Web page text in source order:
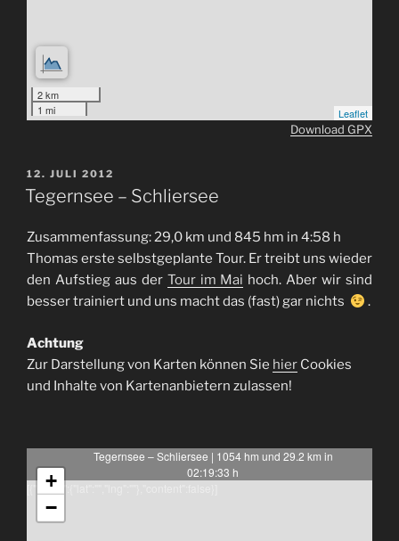
2 km
1 mi
Leaflet
Download GPX
VERÖFFENTLICHT
AM
12. JULI 2012
Tegernsee – Schliersee
Zusammenfassung: 29,0 km und 845 hm in 4:58 h
Thomas erste selbstgeplante Tour. Er treibt uns wieder
den Aufstieg aus der Tour im Mai hoch. Aber wir sind
besser trainiert und uns macht das (fast) gar nichts
.
Achtung
Zur Darstellung von Karten können Sie hier Cookies
und Inhalte von Kartenanbietern zulassen!
Tegernsee – Schliersee | 1054 hm und 29.2 km in
02:19:33 h
[{"latlng":{"lat":"","lng":""},"content":false}]
+
−